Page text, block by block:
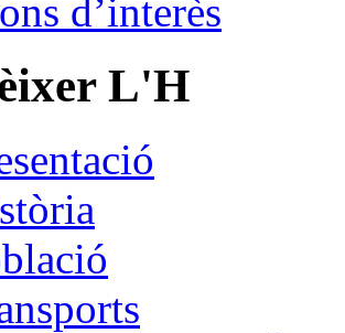
d’interès
L'H